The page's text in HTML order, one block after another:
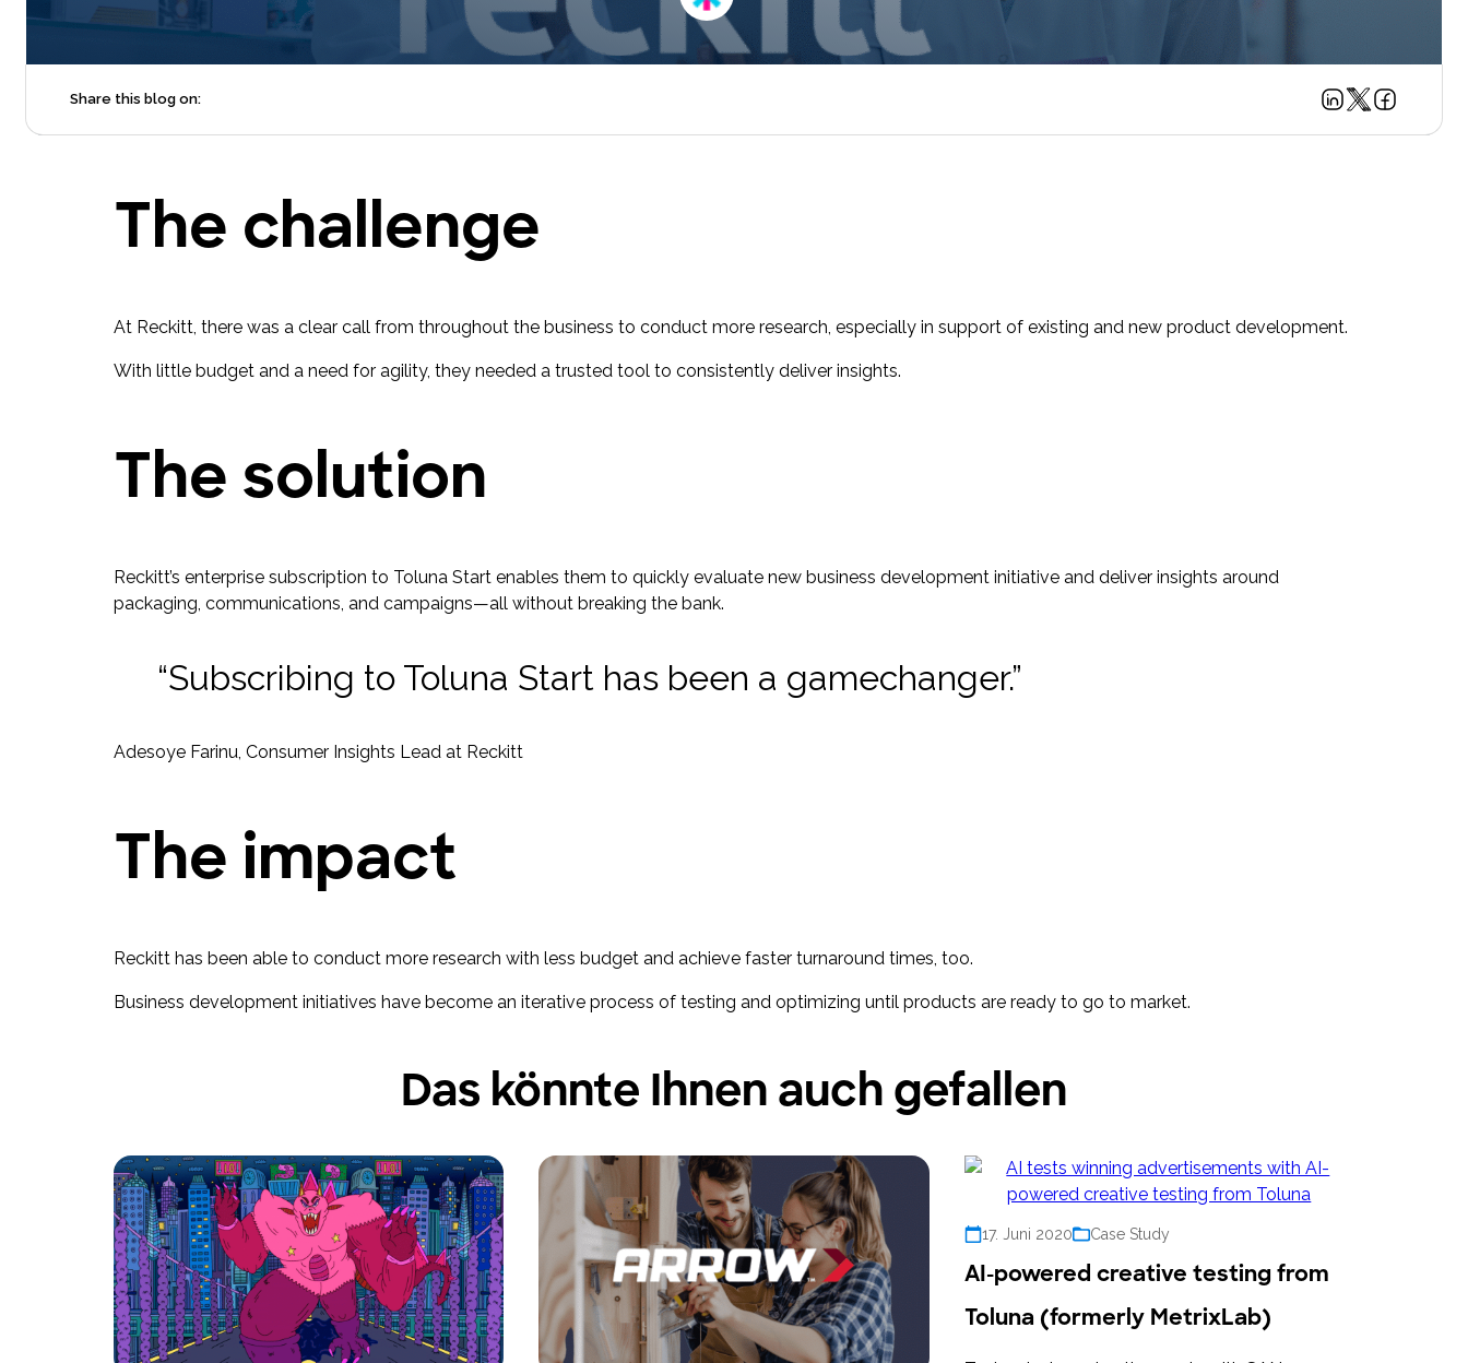
und die Conversion steigern.
Toluna Start Academy
Lernen Sie Toluna Start optimal
einzusetzen und erzielen Sie mit der
Share this blog on:
The challenge
At Reckitt, there was a clear call from throughout the business to conduct more research, especially in support of existing and new product development.
With little budget and a need for agility, they needed a trusted tool to consistently deliver insights.
The solution
Reckitt’s enterprise subscription to Toluna Start enables them to quickly evaluate new business development initiative and deliver insights around
packaging, communications, and campaigns—all without breaking the bank.
“Subscribing to Toluna Start has been a gamechanger.”
Adesoye Farinu, Consumer Insights Lead at Reckitt
The impact
Reckitt has been able to conduct more research with less budget and achieve faster turnaround times, too.
Business development initiatives have become an iterative process of testing and optimizing until products are ready to go to market.
Das könnte Ihnen auch gefallen
17. Juni 2020 Case Study
AI-powered creative testing from
Toluna (formerly MetrixLab)